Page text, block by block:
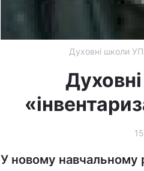
Духовні школи
У новому навчальному